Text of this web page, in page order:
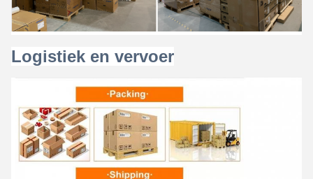
Logistiek en vervoer